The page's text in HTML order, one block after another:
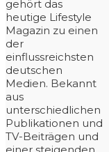
gehört das
heutige Lifestyle
Magazin zu einen
der
einflussreichsten
deutschen
Medien. Bekannt
aus
unterschiedlichen
Publikationen und
TV-Beiträgen und